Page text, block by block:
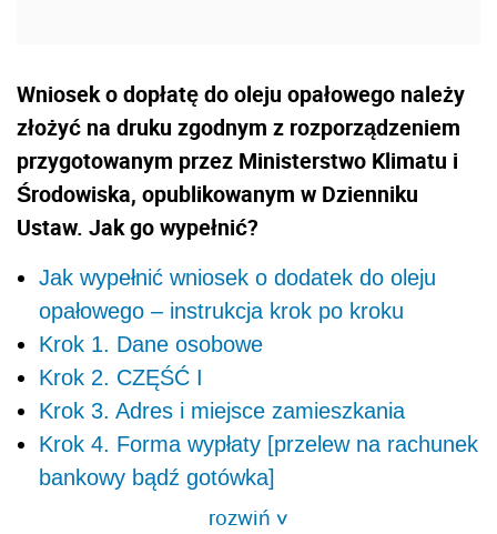
Wniosek o dopłatę do oleju opałowego należy
złożyć na druku zgodnym z rozporządzeniem
przygotowanym przez Ministerstwo Klimatu i
Środowiska, opublikowanym w Dzienniku
Ustaw. Jak go wypełnić?
Jak wypełnić wniosek o dodatek do oleju
opałowego – instrukcja krok po kroku
Krok 1. Dane osobowe
Krok 2. CZĘŚĆ I
Krok 3. Adres i miejsce zamieszkania
Krok 4. Forma wypłaty [przelew na rachunek
bankowy bądź gotówka]
rozwiń>